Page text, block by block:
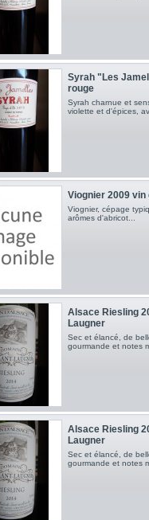
Syrah "Les
rouge
Syrah charnue et
violette et d'épices,
Viognier 2009
Viognier, cépage
arômes d'abricot...
Alsace Riesling
Laugner
Sec et élancé, de
gourmande et notes
Alsace Riesling
Laugner
Sec et élancé, de
gourmande et notes